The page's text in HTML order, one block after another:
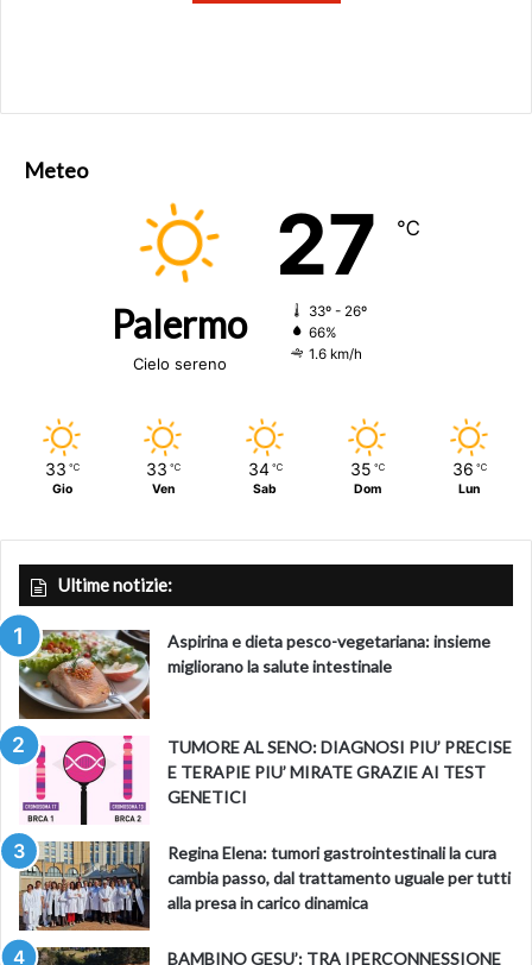
Meteo
Palermo
Cielo sereno
27 ℃
33º - 26º
66%
1.6 km/h
33 ℃
Gio
33 ℃
Ven
34 ℃
Sab
35 ℃
Dom
36 ℃
Lun
Ultime notizie:
Aspirina e dieta pesco-vegetariana: insieme
migliorano la salute intestinale
TUMORE AL SENO: DIAGNOSI PIU’ PRECISE
E TERAPIE PIU’ MIRATE GRAZIE AI TEST
GENETICI
Regina Elena: tumori gastrointestinali la cura
cambia passo, dal trattamento uguale per tutti
alla presa in carico dinamica
BAMBINO GESU’: TRA IPERCONNESSIONE